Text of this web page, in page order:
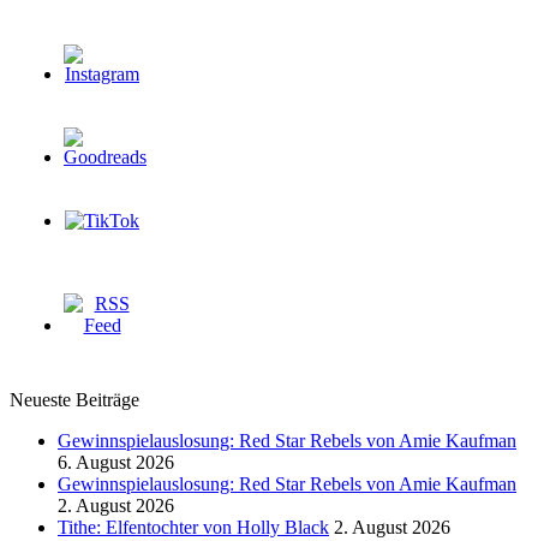
Neueste Beiträge
Gewinnspielauslosung: Red Star Rebels von Amie Kaufman
6. August 2026
Gewinnspielauslosung: Red Star Rebels von Amie Kaufman
2. August 2026
Tithe: Elfentochter von Holly Black 2. August 2026